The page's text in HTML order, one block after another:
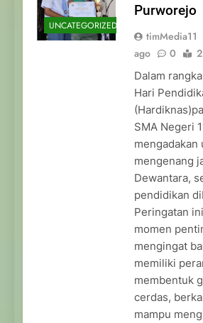
UNCATEGORIZED
Purworejo
timMedia11
ago
0
Dalam
Hari
SMA Negeri
mengadakan
mengenang
Dewantara,
pendidikan
Peringatan
momen
mengingat
memiliki
membentuk
cerdas,
mampu